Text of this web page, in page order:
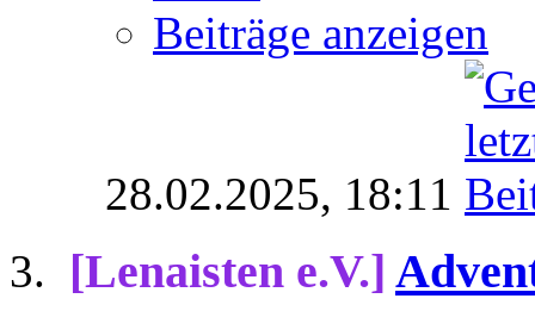
Beiträge anzeigen
28.02.2025, 18:11
[Lenaisten e.V.]